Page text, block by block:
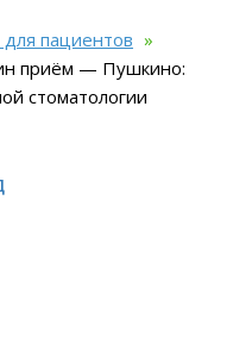
пациентов »
приём — Пушкино:
стоматологии